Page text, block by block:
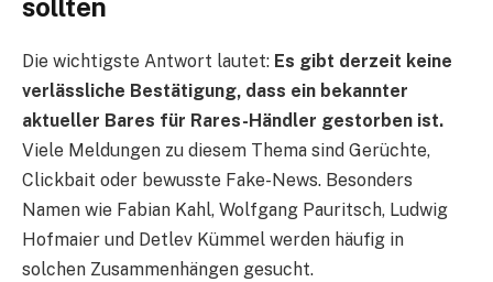
sollten
Die wichtigste Antwort lautet: Es gibt derzeit keine
verlässliche Bestätigung, dass ein bekannter
aktueller Bares für Rares-Händler gestorben ist.
Viele Meldungen zu diesem Thema sind Gerüchte,
Clickbait oder bewusste Fake-News. Besonders
Namen wie Fabian Kahl, Wolfgang Pauritsch, Ludwig
Hofmaier und Detlev Kümmel werden häufig in
solchen Zusammenhängen gesucht.